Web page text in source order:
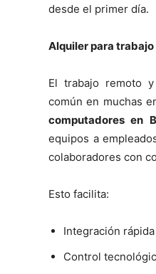
desde el primer día.
Alquiler para
El trabajo remoto
común en muchas
computadores en
equipos a
colaboradores con
Esto facilita:
Integración
Control